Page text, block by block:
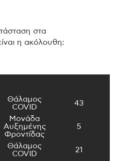
στα
η ακόλουθη:
Θάλαμος
COVID
43
Μονάδα
Αυξημένης
Φροντίδας
5
Θάλαμος
COVID
21